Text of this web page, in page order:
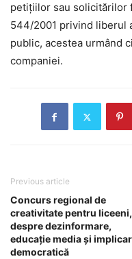
petițiilor sau solicitărilor
544/2001 privind liberul
public, acestea urmând
companiei.
Previous article
Concurs regional de
creativitate pentru liceeni,
despre dezinformare,
educație media și
democratică